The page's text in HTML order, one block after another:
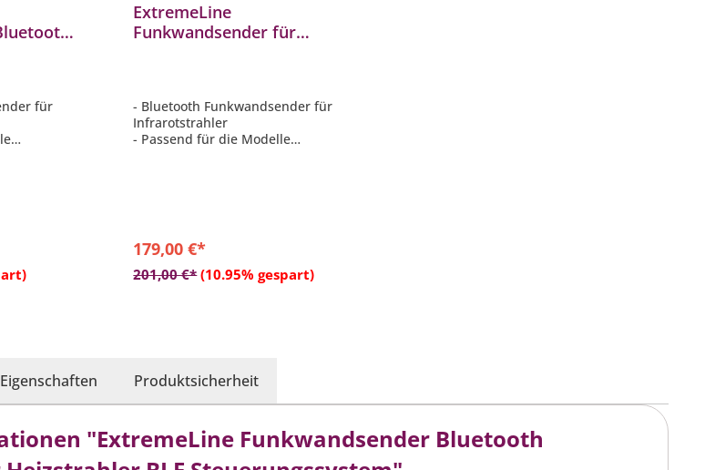
für
ExtremeLine
Funkwandsender für
- Bluetooth Funkwandsender für
Infrarotstrahler
- Passend für die Modelle
179,00 €*
201,00 €* (10.95% gespart)
In den Warenkorb
Eigenschaften Produktsicherheit
"ExtremeLine Funkwandsender Bluetooth